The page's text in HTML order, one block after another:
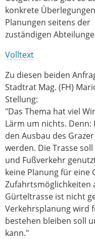
konkrete
Planungen seitens der
zuständigen
Volltext
Zu diesen beiden
Stadtrat Mag. (FH)
Stellung:
"Das Thema hat viel
Lärm um nichts.
den Ausbau des
werden. Die Trasse
und Fußverkehr
keine Planung für eine
Zufahrtsmöglichkeiten
Gürteltrasse ist nicht
Verkehrsplanung wird
bestehen bleiben soll
kann."